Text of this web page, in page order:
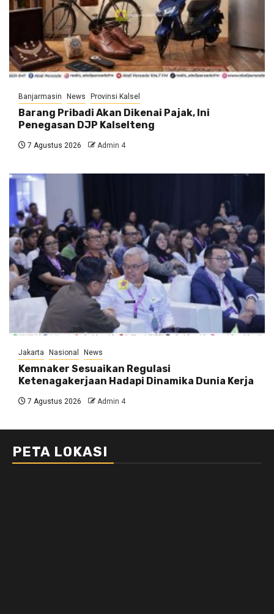
Banjarmasin News Provinsi Kalsel
Barang Pribadi Akan Dikenai Pajak, Ini
Penegasan DJP Kalselteng
7 Agustus 2026 Admin 4
Jakarta Nasional News
Kemnaker Sesuaikan Regulasi
Ketenagakerjaan Hadapi Dinamika Dunia Kerja
7 Agustus 2026 Admin 4
PETA LOKASI